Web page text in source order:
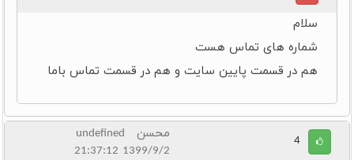
سلام
شماره های تماس هست
هم در قسمت پایین سایت و هم در قسمت تماس باما
4
محسن undefined
1399/9/2 21:37:12